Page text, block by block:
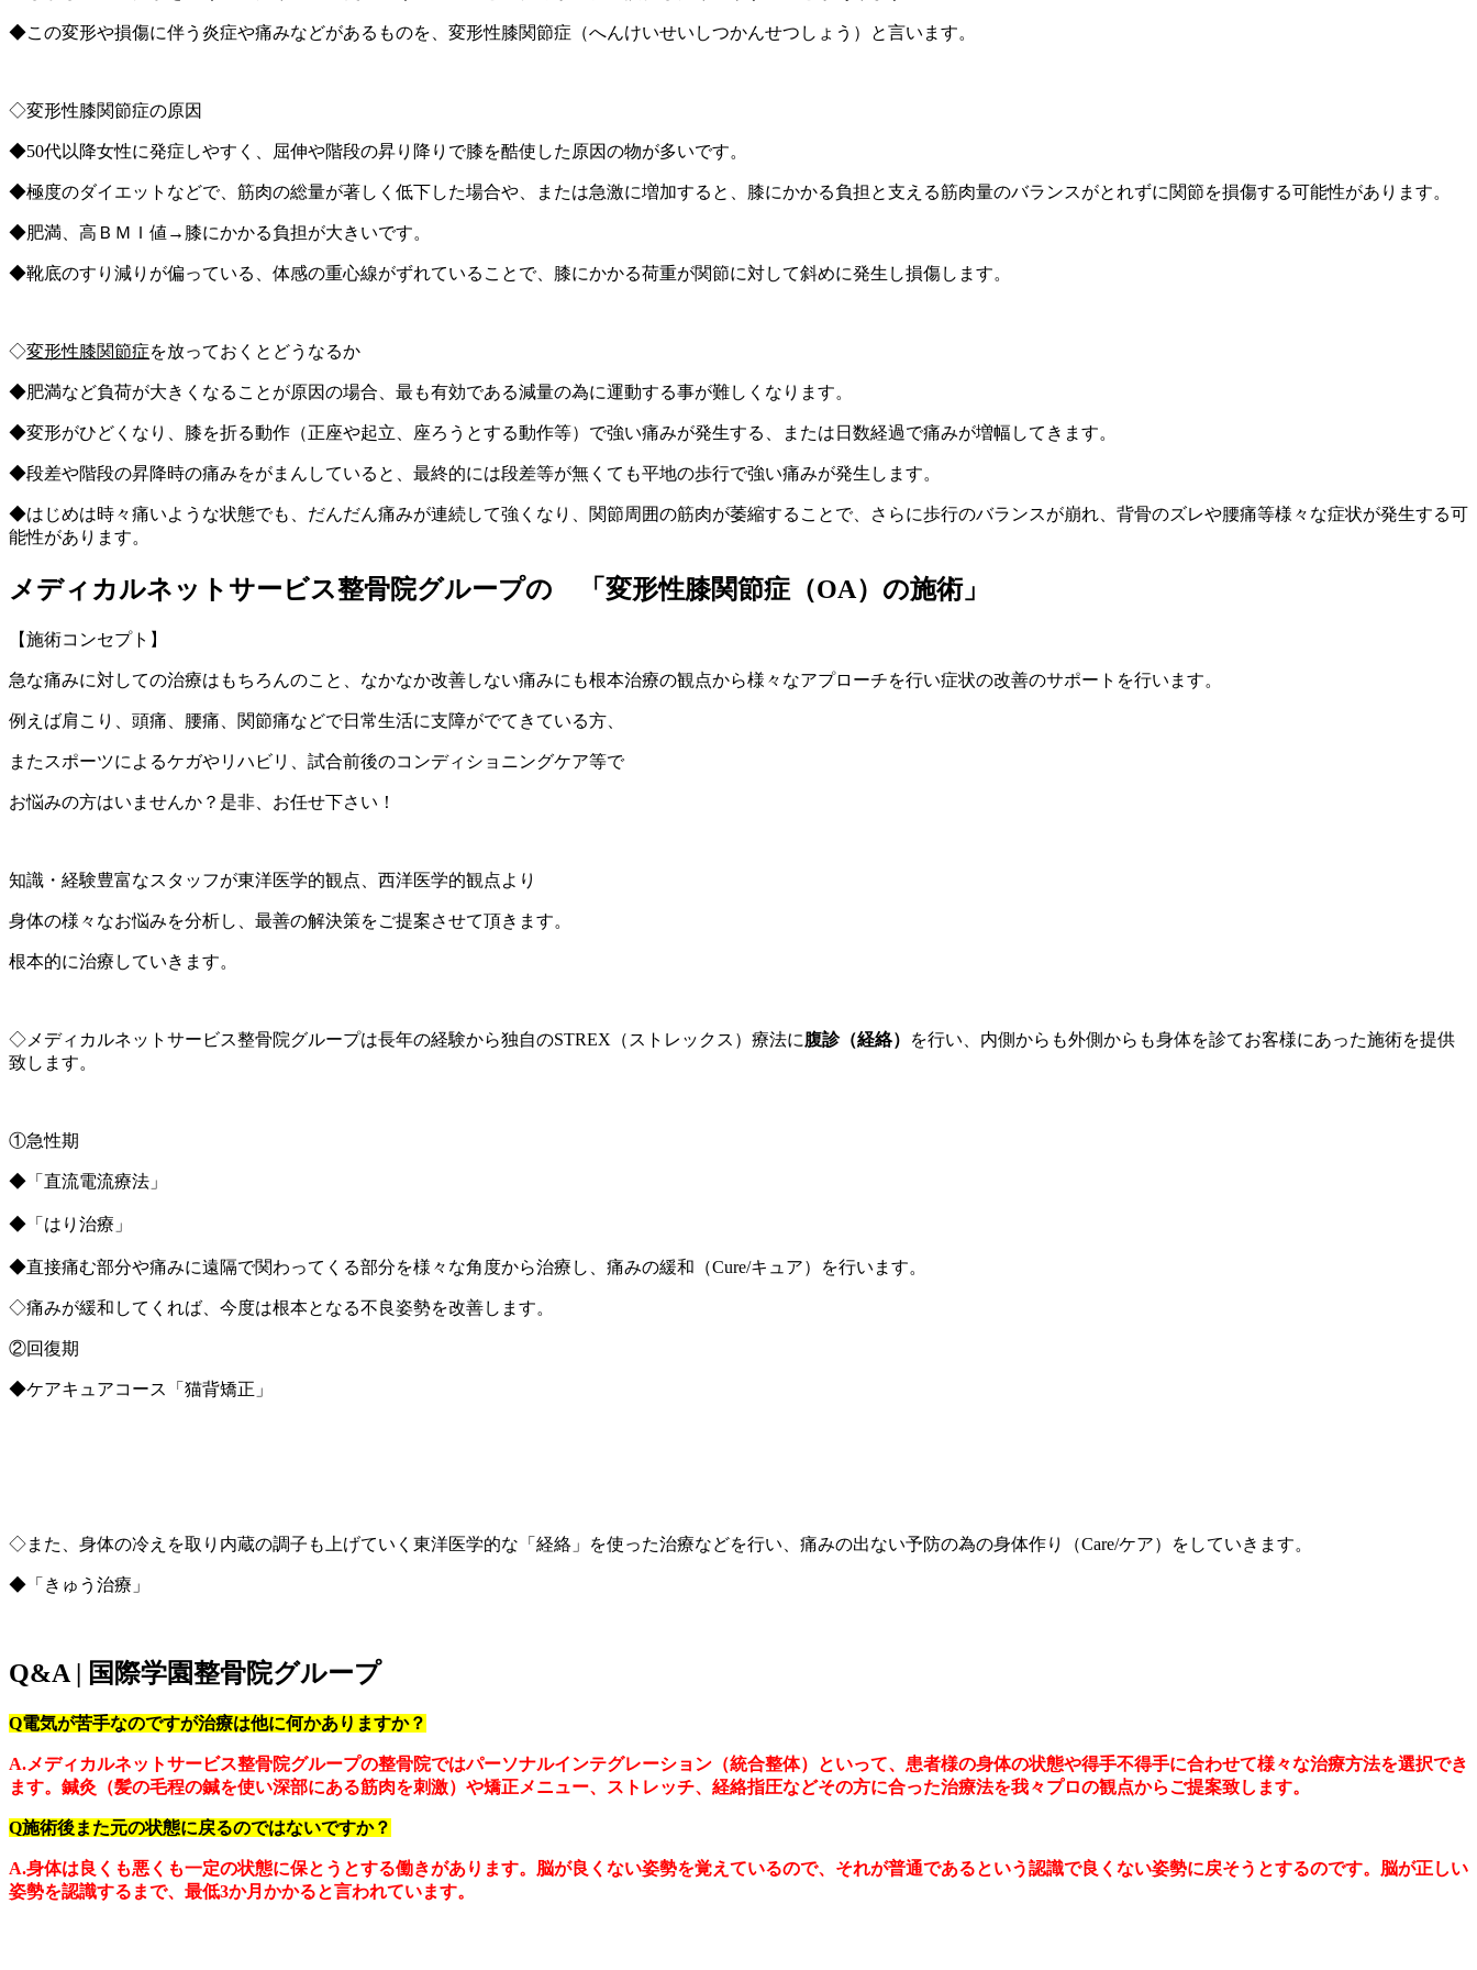
◆この変形や損傷に伴う炎症や痛みなどがあるものを、変形性膝関節症（へんけいせいしつかんせつしょう）と言います。
◇変形性膝関節症の原因
◆50代以降女性に発症しやすく、屈伸や階段の昇り降りで膝を酷使した原因の物が多いです。
◆極度のダイエットなどで、筋肉の総量が著しく低下した場合や、または急激に増加すると、膝にかかる負担と支える筋肉量のバランスがとれずに関節を損傷する可能性があります。
◆肥満、高ＢＭＩ値→膝にかかる負担が大きいです。
◆靴底のすり減りが偏っている、体感の重心線がずれていることで、膝にかかる荷重が関節に対して斜めに発生し損傷します。
◇変形性膝関節症を放っておくとどうなるか
◆肥満など負荷が大きくなることが原因の場合、最も有効である減量の為に運動する事が難しくなります。
◆変形がひどくなり、膝を折る動作（正座や起立、座ろうとする動作等）で強い痛みが発生する、または日数経過で痛みが増幅してきます。
◆段差や階段の昇降時の痛みをがまんしていると、最終的には段差等が無くても平地の歩行で強い痛みが発生します。
◆はじめは時々痛いような状態でも、だんだん痛みが連続して強くなり、関節周囲の筋肉が萎縮することで、さらに歩行のバランスが崩れ、背骨のズレや腰痛等様々な症状が発生する可
能性があります。
メディカルネットサービス整骨院グループの 「変形性膝関節症（OA）の施術」
【施術コンセプト】
急な痛みに対しての治療はもちろんのこと、 なかなか改善しない痛みにも根本治療の観点から様々なアプローチを行い症状の改善のサポートを行います。
例えば肩こり、頭痛、腰痛、関節痛などで日常生活に支障がでてきている方、
またスポーツによるケガやリハビリ、試合前後のコンディショニングケア等で
お悩みの方はいませんか？ 是非、お任せ下さい！
知識・経験豊富なスタッフが東洋医学的観点、西洋医学的観点より
身体の様々なお悩みを分析し、最善の解決策をご提案させて頂きます。
根本的に治療していきます。
◇メディカルネットサービス整骨院グループは長年の経験から独自のSTREX（ストレックス）療法に腹診（経絡）
を行い、内側からも外側からも身体を診てお客様にあった施術を提供
致します。
①急性期
◆「直流電流療法」
◆「はり治療」
◆直接痛む部分や痛みに遠隔で関わってくる部分を様々な角度から治療し、痛みの緩和（Cure/キュア）を行います。
◇痛みが緩和してくれば、今度は根本となる不良姿勢を改善します。
②回復期
◆ケアキュアコース「猫背矯正」
◇また、身体の冷えを取り内蔵の調子も上げていく東洋医学的な「経絡」を使った治療などを行い、痛みの出ない予防の為の身体作り（Care/ケア）をしていきます。
◆「きゅう治療」
Q&A | 国際学園整骨院グループ
Q電気が苦手なのですが治療は他に何かありますか？
A.メディカルネットサービス整骨院グループの整骨院ではパーソナルインテグレーション（統合整体）といって、患者様の身体の状態や得手不得手に合わせて様々な治療方法を選択でき
ます。鍼灸（髪の毛程の鍼を使い深部にある筋肉を刺激）や矯正メニュー、ストレッチ、経絡指圧などその方に合った治療法を我々プロの観点からご提案致します。
Q施術後また元の状態に戻るのではないですか？
A.身体は良くも悪くも一定の状態に保とうとする働きがあります。脳が良くない姿勢を覚えているので、それが普通であるという認識で良くない姿勢に戻そうとするのです。脳が正しい
姿勢を認識するまで、最低3か月かかると言われています。